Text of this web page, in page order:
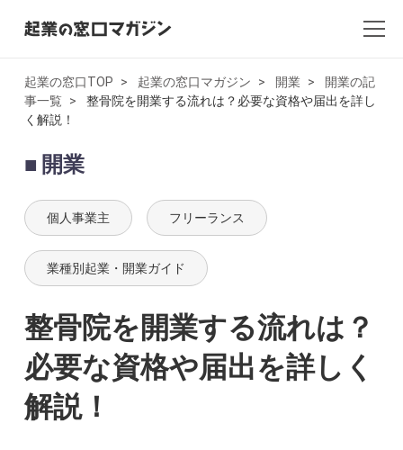
全記事一覧
起業・創業
開業
副業
会社設立・法人化
会計
AI×起業
起業家インタビュー
起業の窓口TOP 起業の窓口マガジン 開業
開業の記
事一覧
整骨院を開業する流れは？必要な資格や届出を詳し
く解説！
開業
個人事業主 フリーランス
業種別起業・開業ガイド
整骨院を開業する流れは？
必要な資格や届出を詳しく
解説！